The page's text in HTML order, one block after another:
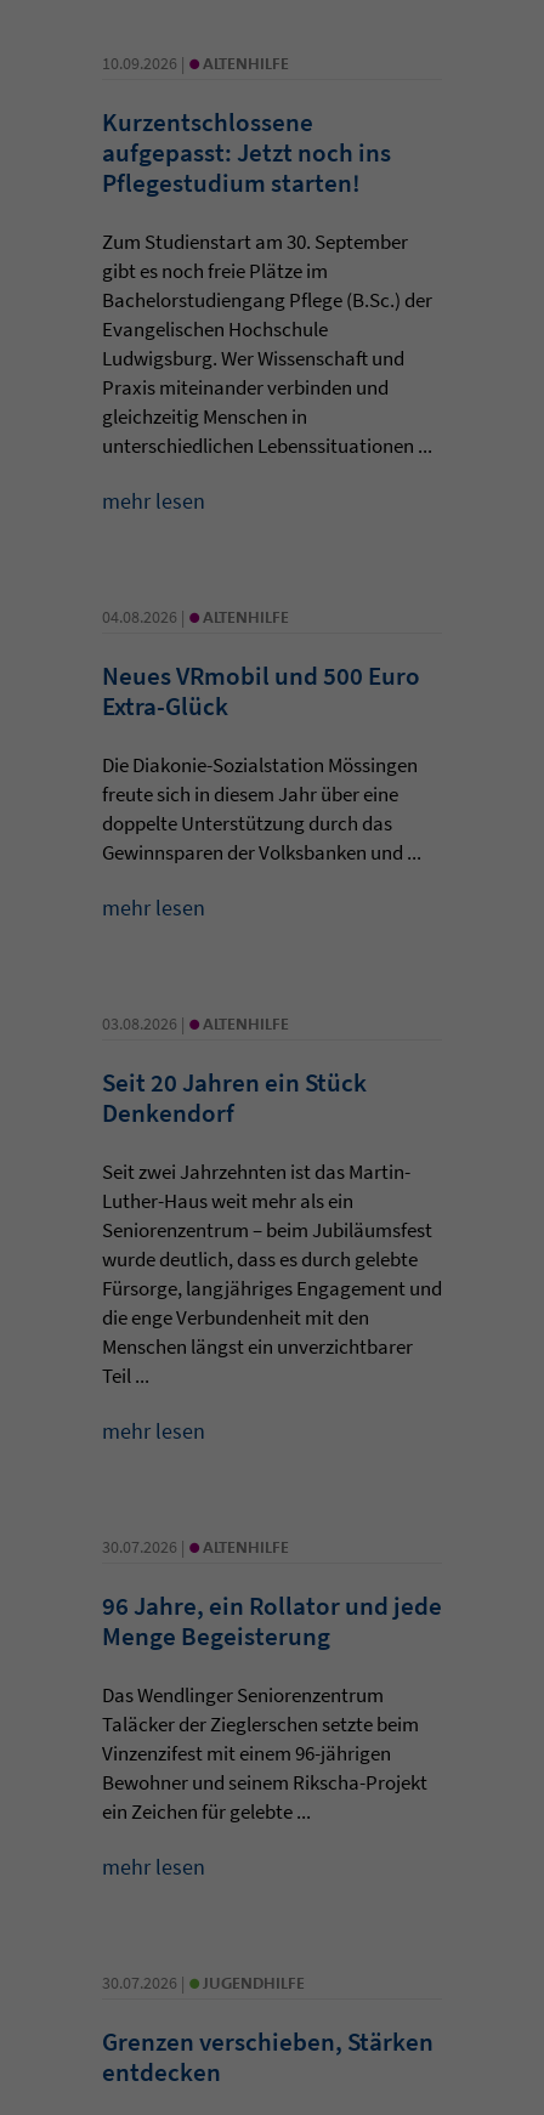
10.09.2026 | • ALTENHILFE
Kurzentschlossene
aufgepasst: Jetzt noch ins
Pflegestudium starten!
Zum Studienstart am 30. September
gibt es noch freie Plätze im
Bachelorstudiengang Pflege (B.Sc.) der
Evangelischen Hochschule
Ludwigsburg. Wer Wissenschaft und
Praxis miteinander verbinden und
gleichzeitig Menschen in
unterschiedlichen Lebenssituationen ...
mehr lesen
04.08.2026 | • ALTENHILFE
Neues VRmobil und 500 Euro
Extra-Glück
Die Diakonie-Sozialstation Mössingen
freute sich in diesem Jahr über eine
doppelte Unterstützung durch das
Gewinnsparen der Volksbanken und ...
mehr lesen
03.08.2026 | • ALTENHILFE
Seit 20 Jahren ein Stück
Denkendorf
Seit zwei Jahrzehnten ist das Martin-
Luther-Haus weit mehr als ein
Seniorenzentrum – beim Jubiläumsfest
wurde deutlich, dass es durch gelebte
Fürsorge, langjähriges Engagement und
die enge Verbundenheit mit den
Menschen längst ein unverzichtbarer
Teil ...
mehr lesen
30.07.2026 | • ALTENHILFE
96 Jahre, ein Rollator und jede
Menge Begeisterung
Das Wendlinger Seniorenzentrum
Taläcker der Zieglerschen setzte beim
Vinzenzifest mit einem 96-jährigen
Bewohner und seinem Rikscha-Projekt
ein Zeichen für gelebte ...
mehr lesen
30.07.2026 | • JUGENDHILFE
Grenzen verschieben, Stärken
entdecken